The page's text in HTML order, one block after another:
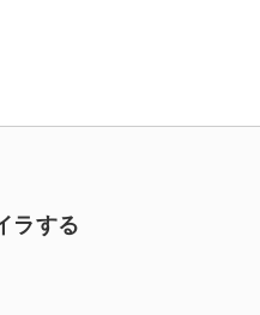
ラする